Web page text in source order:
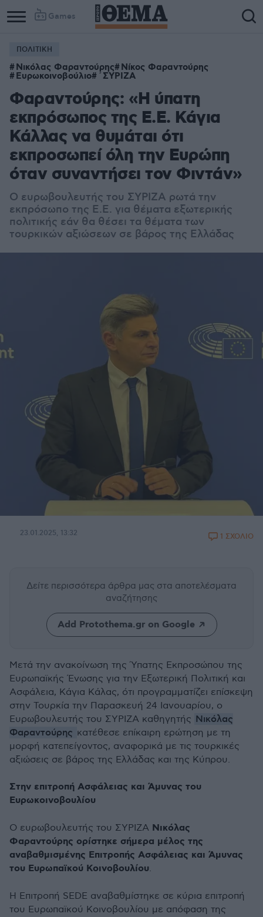
Games
ΠΟΛΙΤΙΚΗ
Νικόλας Φαραντούρης Νίκος Φαραντούρης
Ευρωκοινοβούλιο ΄ΣΥΡΙΖΑ
Φαραντούρης: «Η ύπατη
εκπρόσωπος της Ε.Ε. Κάγια
Κάλλας να θυμάται ότι
εκπροσωπεί όλη την Ευρώπη
όταν συναντήσει τον Φιντάν»
Ο ευρωβουλευτής του ΣΥΡΙΖΑ ρωτά την
εκπρόσωπο της Ε.Ε. για θέματα εξωτερικής
πολιτικής εάν θα θέσει τα θέματα των
τουρκικών αξιώσεων σε βάρος της Ελλάδας
23.01.2025, 13:32 1 ΣΧΟΛΙΟ
Δείτε περισσότερα άρθρα μας στα αποτελέσματα
αναζήτησης
Add Protothema.gr on Google
Μετά την ανακοίνωση της Ύπατης Εκπροσώπου της
Ευρωπαϊκής Ένωσης για την Εξωτερική Πολιτική και
Ασφάλεια, Κάγια Κάλας, ότι προγραμματίζει επίσκεψη
στην Τουρκία την Παρασκευή 24 Ιανουαρίου, ο
Ευρωβουλευτής του ΣΥΡΙΖΑ καθηγητής Νικόλας
Φαραντούρης κατέθεσε επίκαιρη ερώτηση με τη
μορφή κατεπείγοντος, αναφορικά με τις τουρκικές
αξιώσεις σε βάρος της Ελλάδας και της Κύπρου.
Στην επιτροπή Ασφάλειας και Άμυνας του
Ευρωκοινοβουλίου
Ο ευρωβουλευτής του ΣΥΡΙΖΑ Νικόλας
Φαραντούρης ορίστηκε σήμερα μέλος της
αναβαθμισμένης Επιτροπής Ασφάλειας και Άμυνας
του Ευρωπαϊκού Κοινοβουλίου.
Η Επιτροπή SEDE αναβαθμίστηκε σε κύρια επιτροπή
του Ευρωπαϊκού Κοινοβουλίου με απόφαση της